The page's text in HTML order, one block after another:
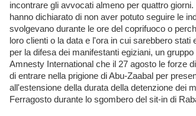
incontrare gli avvocati almeno per quattro
hanno dichiarato di non aver potuto seguire le
svolgevano durante le ore del coprifuoco o
loro clienti o la data e l'ora in cui sarebbero
per la difesa dei manifestanti egiziani, un
Amnesty International che il 27 agosto le forze
di entrare nella prigione di Abu-Zaabal per
all'estensione della durata della detenzione dei
Ferragosto durante lo sgombero del sit-in di